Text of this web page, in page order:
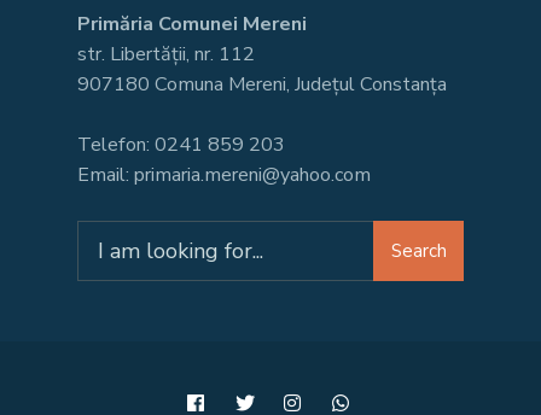
Primăria Comunei Mereni
str. Libertății, nr. 112
907180 Comuna Mereni, Județul Constanța
Telefon: 0241 859 203
Email: primaria.mereni@yahoo.com
for:
Search